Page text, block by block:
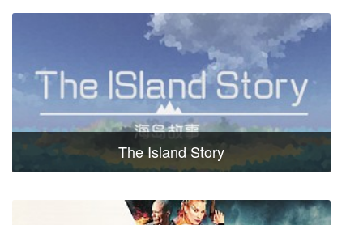
The Island Story